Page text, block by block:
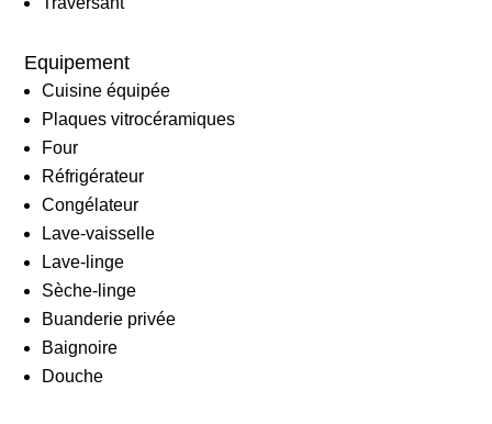
Equipement
Cuisine équipée
Plaques vitrocéramiques
Four
Réfrigérateur
Congélateur
Lave-vaisselle
Lave-linge
Sèche-linge
Buanderie privée
Baignoire
Douche